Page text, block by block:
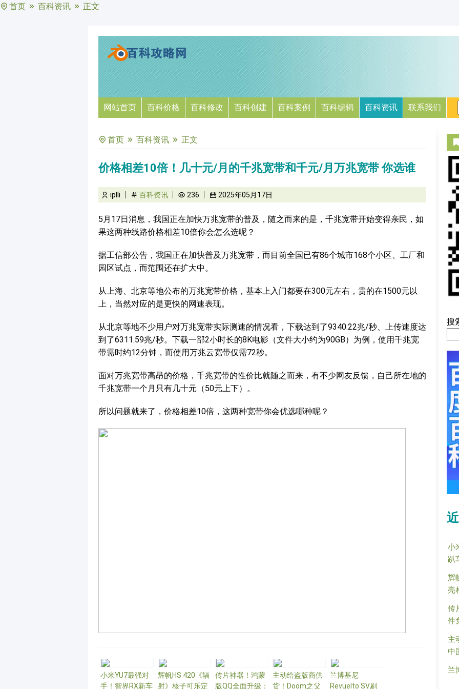
首页 百科资讯 正文
网站首页 百科价格 百科修改 百科创建 百科案例 百科编辑 百科资讯 联系我们
首页 百科资讯 正文
价格相差10倍！几十元/月的千兆宽带和千元/月万兆宽带 你选谁
iplli 百科资讯 236 2025年05月17日
5月17日消息，我国正在加快万兆宽带的普及，随之而来的是，千兆宽带开始变得亲民，如
果这两种线路价格相差10倍你会怎么选呢？
据工信部公告，我国正在加快普及万兆宽带，而目前全国已有86个城市168个小区、工厂和
园区试点，而范围还在扩大中。
从上海、北京等地公布的万兆宽带价格，基本上入门都要在300元左右，贵的在1500元以
上，当然对应的是更快的网速表现。
从北京等地不少用户对万兆宽带实际测速的情况看，下载达到了9340.22兆/秒、上传速度达
到了6311.59兆/秒。下载一部2小时长的8K电影（文件大小约为90GB）为例，使用千兆宽
带需时约12分钟，而使用万兆云宽带仅需72秒。
面对万兆宽带高昂的价格，千兆宽带的性价比就随之而来，有不少网友反馈，自己所在地的
千兆宽带一个月只有几十元（50元上下）。
所以问题就来了，价格相差10倍，这两种宽带你会优选哪种呢？
小米YU7最强对
手！智界RX新车
辉帆HS 420《辐
射》核子可乐定
传片神器！鸿蒙
版QQ全面升级：
主动给盗版商供
货！Doom之父
兰博基尼
Revuelto SV刷
搜
小
趴
辉
亮
传
件
主
中
兰